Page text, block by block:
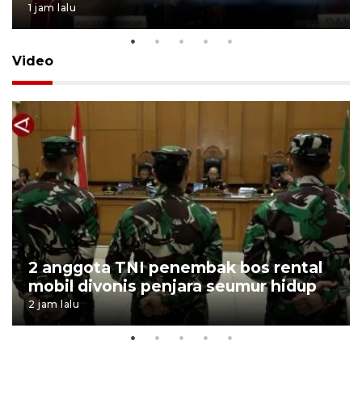
1 jam lalu
Video
2 anggota TNI penembak bos rental
mobil divonis penjara seumur hidup
2 jam lalu